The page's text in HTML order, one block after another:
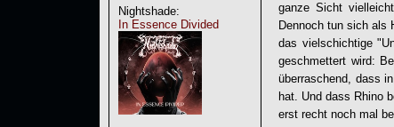
Nightshade:
In Essence Divided
ganze Sicht
Dennoch tun sich als
das vielschichtige
geschmettert wird:
überraschend, dass
hat. Und dass Rhino
erst recht noch mal